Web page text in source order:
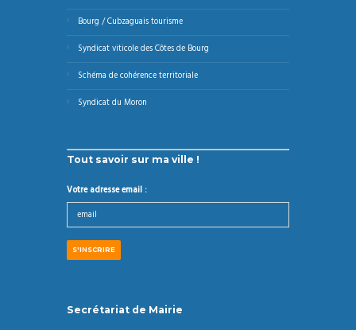
Bourg / Cubzaguais tourisme
Syndicat viticole des Côtes de Bourg
Schéma de cohérence territoriale
Syndicat du Moron
Tout savoir sur ma ville !
Votre adresse email :
Secrétariat de Mairie